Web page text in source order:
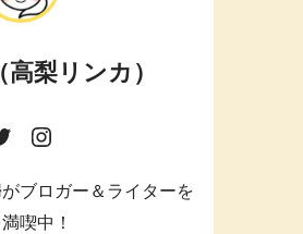
梨リンカ）
ブロガー＆ライターを
喫中！